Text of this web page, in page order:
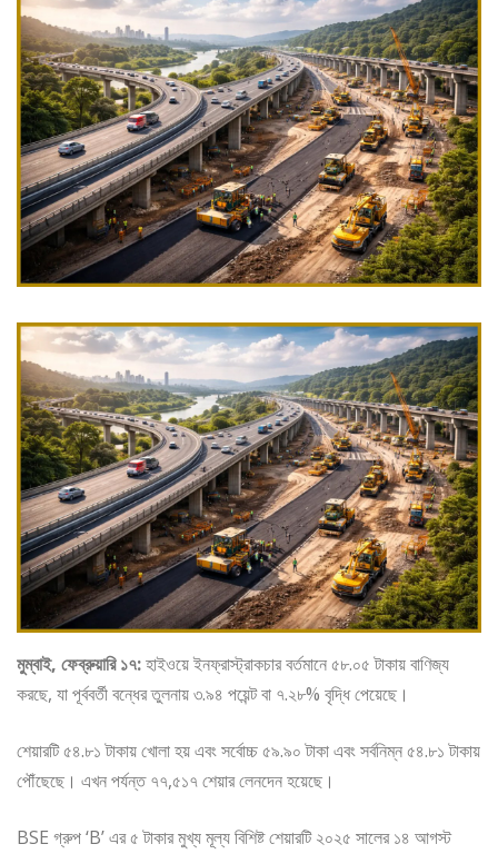
মুম্বাই, ফেব্রুয়ারি ১৭:হাইওয়ে ইনফ্রাস্ট্রাকচার বর্তমানে ৫৮.০৫ টাকায় বাণিজ্য
করছে, যা পূর্ববর্তী বন্ধের তুলনায় ৩.৯৪ পয়েন্ট বা ৭.২৮% বৃদ্ধি পেয়েছে।
শেয়ারটি ৫৪.৮১ টাকায় খোলা হয় এবং সর্বোচ্চ ৫৯.৯০ টাকা এবং সর্বনিম্ন ৫৪.৮১ টাকায়
পৌঁছেছে। এখন পর্যন্ত ৭৭,৫১৭ শেয়ার লেনদেন হয়েছে।
BSE গ্রুপ ‘B’ এর ৫ টাকার মুখ্য মূল্য বিশিষ্ট শেয়ারটি ২০২৫ সালের ১৪ আগস্ট